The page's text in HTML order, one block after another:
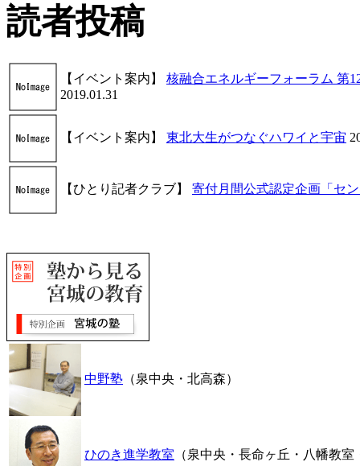
読者投稿
【イベント案内】 核融合エネルギーフォーラム 第
2019.01.31
【イベント案内】 東北大生がつなぐハワイと宇宙
【ひとり記者クラブ】 寄付月間公式認定企画「セ
中野塾 （泉中央・北高森）
ひのき進学教室 （泉中央・長命ヶ丘・八幡教